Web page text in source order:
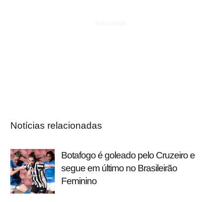
Notícias relacionadas
Botafogo é goleado pelo Cruzeiro e
segue em último no Brasileirão
Feminino